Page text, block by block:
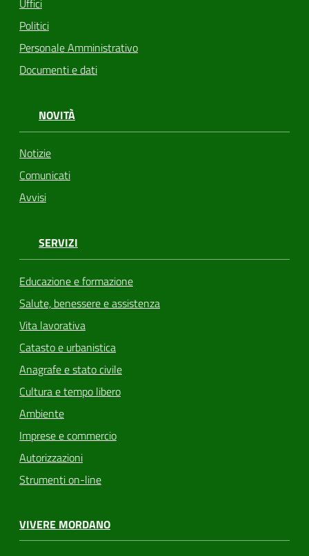
Politici
Personale Amministrativo
Documenti e dati
NOVITÀ
Notizie
Comunicati
Avvisi
SERVIZI
Educazione e formazione
Salute, benessere e assistenza
Vita lavorativa
Catasto e urbanistica
Anagrafe e stato civile
Cultura e tempo libero
Ambiente
Imprese e commercio
Autorizzazioni
Strumenti on-line
VIVERE MORDANO